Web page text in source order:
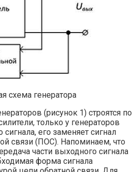
схема генератора
(рисунок 1) строятся по
только у генераторов
сигнала, его заменяет сигнал
связи (ПОС). Напоминаем, что
части выходного сигнала
форма сигнала